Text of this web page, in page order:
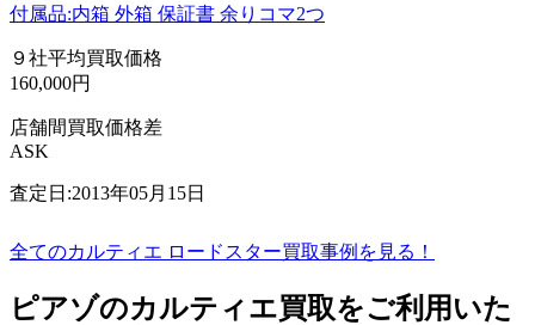
付属品:内箱 外箱 保証書 余りコマ2つ
９社平均買取価格
160,000円
店舗間買取価格差
ASK
査定日:2013年05月15日
全てのカルティエ ロードスター買取事例を見る！
ピアゾのカルティエ買取をご利用いた